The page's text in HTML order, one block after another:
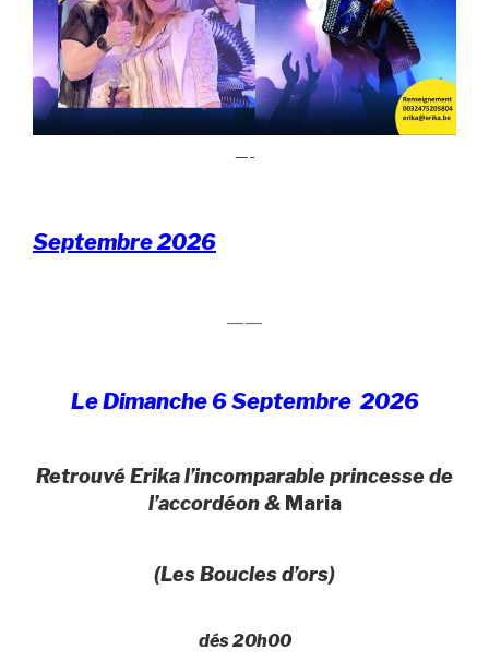
—-
Septembre 2026
——
Le Dimanche 6 Septembre 2026
Retrouvé Erika l’incomparable princesse de
l’accordéon &Maria
(Les Boucles d’ors)
dés 20h00